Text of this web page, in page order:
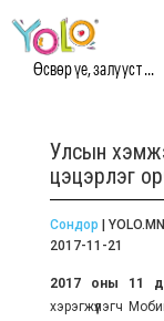
Өсвөр үе, залууст ...
Улсын
цэцэрлэг
Сондор | YOLO.MN
2017-11-21
2017 оны 11
хэрэгжүүлэгч